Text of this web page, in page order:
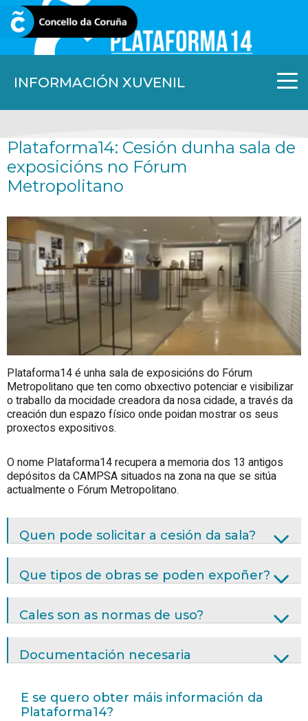
INFORMACIÓN XUVENIL
CORUNA.GAL
Plataforma14: Cesión dunha sala de
exposicións no Fórum
Metropolitano
Plataforma14 é unha sala de exposicións do Fórum
Metropolitano que ten como obxectivo potenciar e visibilizar
o traballo da mocidade creadora da nosa cidade, a través da
creación dun espazo físico onde poidan mostrar os seus
proxectos expositivos.
O nome Plataforma14 recupera a memoria dos 13 antigos
depósitos da CAMPSA situados na zona na que se sitúa
actualmente o Fórum Metropolitano.
Quen pode solicitar a cesión da sala?
Que tipos de obras se poden expoñer?
Cales son as normas de uso?
Documentación necesaria
E se quero obter máis información da
Plataforma14?